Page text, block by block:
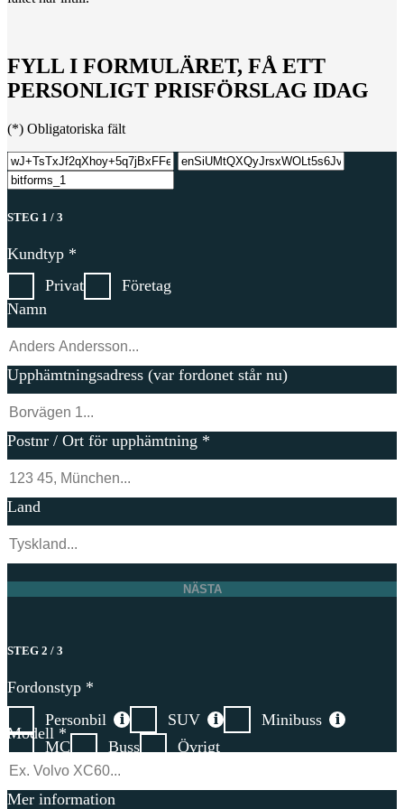
FYLL I FORMULÄRET, FÅ ETT
PERSONLIGT PRISFÖRSLAG IDAG
(*) Obligatoriska fält
STEG 1 / 3
Kundtyp *
Privat
Företag
Namn
Upphämtningsadress (var fordonet står nu)
Postnr / Ort för upphämtning *
Land
NÄSTA
STEG 2 / 3
Fordonstyp *
Personbil
SUV
Minibuss
MC
Buss Övrigt
Modell *
Mer information